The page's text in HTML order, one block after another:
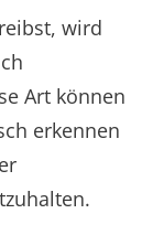
wird
Art können
erkennen